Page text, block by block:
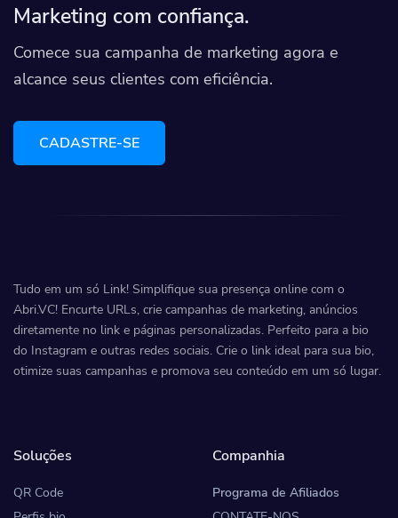
Marketing com confiança.
Comece sua campanha de marketing agora e
alcance seus clientes com eficiência.
CADASTRE-SE
Tudo em um só Link! Simplifique sua presença online com o
Abri.VC! Encurte URLs, crie campanhas de marketing, anúncios
diretamente no link e páginas personalizadas. Perfeito para a bio
do Instagram e outras redes sociais. Crie o link ideal para sua bio,
otimize suas campanhas e promova seu conteúdo em um só lugar.
Soluções
QR Code
Companhia
Programa de Afiliados